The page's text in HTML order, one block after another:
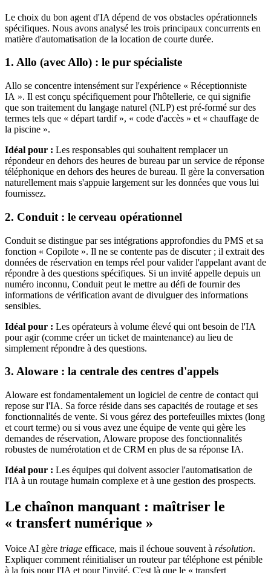
Le choix du bon agent d'IA dépend de vos obstacles opérationnels
spécifiques. Nous avons analysé les trois principaux concurrents en
matière d'automatisation de la location de courte durée.
1. Allo (avec Allo) : le pur spécialiste
Allo se concentre intensément sur l'expérience « Réceptionniste
IA ». Il est conçu spécifiquement pour l'hôtellerie, ce qui signifie
que son traitement du langage naturel (NLP) est pré-formé sur des
termes tels que « départ tardif », « code d'accès » et « chauffage de
la piscine ».
Idéal pour : Les responsables qui souhaitent remplacer un
répondeur en dehors des heures de bureau par un service de réponse
téléphonique en dehors des heures de bureau. Il gère la conversation
naturellement mais s'appuie largement sur les données que vous lui
fournissez.
2. Conduit : le cerveau opérationnel
Conduit se distingue par ses intégrations approfondies du PMS et sa
fonction « Copilote ». Il ne se contente pas de discuter ; il extrait des
données de réservation en temps réel pour valider l'appelant avant de
répondre à des questions spécifiques. Si un invité appelle depuis un
numéro inconnu, Conduit peut le mettre au défi de fournir des
informations de vérification avant de divulguer des informations
sensibles.
Idéal pour : Les opérateurs à volume élevé qui ont besoin de l'IA
pour agir (comme créer un ticket de maintenance) au lieu de
simplement répondre à des questions.
3. Aloware : la centrale des centres d'appels
Aloware est fondamentalement un logiciel de centre de contact qui
repose sur l'IA. Sa force réside dans ses capacités de routage et ses
fonctionnalités de vente. Si vous gérez des portefeuilles mixtes (long
et court terme) ou si vous avez une équipe de vente qui gère les
demandes de réservation, Aloware propose des fonctionnalités
robustes de numérotation et de CRM en plus de sa réponse IA.
Idéal pour : Les équipes qui doivent associer l'automatisation de
l'IA à un routage humain complexe et à une gestion des prospects.
Le chaînon manquant : maîtriser le
« transfert numérique »
Voice AI gère triage efficace, mais il échoue souvent à résolution.
Expliquer comment réinitialiser un routeur par téléphone est pénible
à la fois pour l'IA et pour l'invité. C'est là que le « transfert